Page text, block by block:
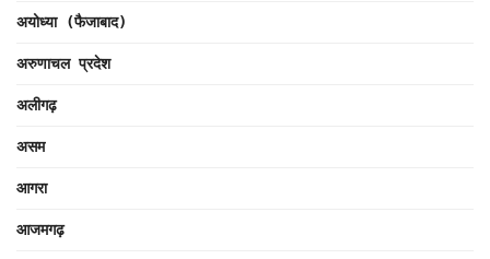
अयोध्या (फैजाबाद)
अरुणाचल प्रदेश
अलीगढ़
असम
आगरा
आजमगढ़